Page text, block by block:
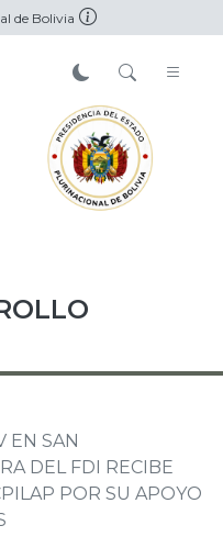
de Bolivia
EN SAN
DEL FDI RECIBE
POR SU APOYO